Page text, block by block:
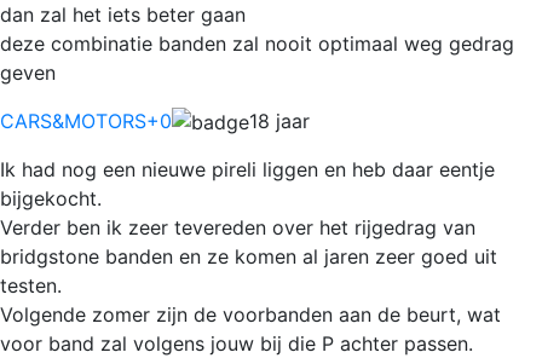
dan zal het iets beter gaan
deze combinatie banden zal nooit optimaal weg gedrag
geven
CARS&MOTORS+0
18 jaar
Ik had nog een nieuwe pireli liggen en heb daar eentje
bijgekocht.
Verder ben ik zeer tevereden over het rijgedrag van
bridgstone banden en ze komen al jaren zeer goed uit
testen.
Volgende zomer zijn de voorbanden aan de beurt, wat
voor band zal volgens jouw bij die P achter passen.